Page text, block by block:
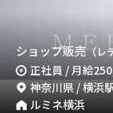
ショップ販売（レ
正社員 / 月給
神奈川県 / 横浜
ルミネ横浜